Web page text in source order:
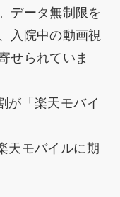
データ無制限を
入院中の動画視
せられていま
が「楽天モバイ
天モバイルに期